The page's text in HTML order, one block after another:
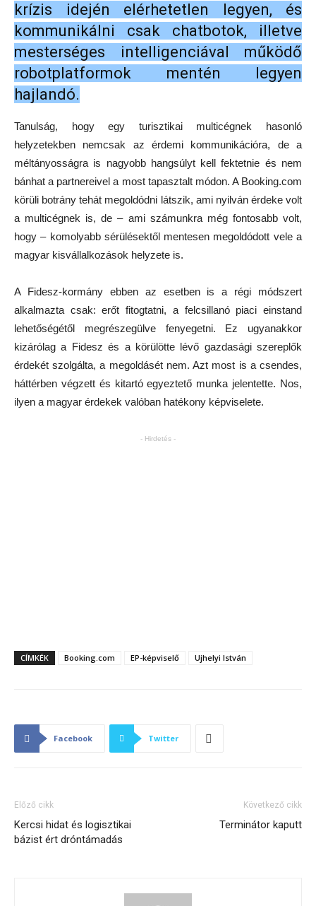
krízis idején elérhetetlen legyen, és
kommunikálni csak chatbotok, illetve
mesterséges intelligenciával működő
robotplatformok mentén legyen
hajlandó.
Tanulság, hogy egy turisztikai multicégnek hasonló
helyzetekben nemcsak az érdemi kommunikációra, de a
méltányosságra is nagyobb hangsúlyt kell fektetnie és nem
bánhat a partnereivel a most tapasztalt módon. A Booking.com
körüli botrány tehát megoldódni látszik, ami nyilván érdeke volt
a multicégnek is, de – ami számunkra még fontosabb volt,
hogy – komolyabb sérülésektől mentesen megoldódott vele a
magyar kisvállalkozások helyzete is.
A Fidesz-kormány ebben az esetben is a régi módszert
alkalmazta csak: erőt fitogtatni, a felcsillanó piaci einstand
lehetőségétől megrészegülve fenyegetni. Ez ugyanakkor
kizárólag a Fidesz és a körülötte lévő gazdasági szereplők
érdekét szolgálta, a megoldásét nem. Azt most is a csendes,
háttérben végzett és kitartó egyeztető munka jelentette. Nos,
ilyen a magyar érdekek valóban hatékony képviselete.
- Hirdetés -
CÍMKÉK Booking.com EP-képviselő Ujhelyi István
Facebook Twitter
Előző cikk
Kercsi hidat és logisztikai
bázist ért dróntámadás
Következő cikk
Terminátor kaputt